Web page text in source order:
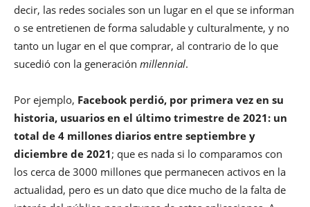
decir, las redes sociales son un lugar en el que se informan
o se entretienen de forma saludable y culturalmente, y no
tanto un lugar en el que comprar, al contrario de lo que
sucedió con la generación millennial.
Por ejemplo, Facebook perdió, por primera vez en su
historia, usuarios en el último trimestre de 2021: un
total de 4 millones diarios entre septiembre y
diciembre de 2021; que es nada si lo comparamos con
los cerca de 3000 millones que permanecen activos en la
actualidad, pero es un dato que dice mucho de la falta de